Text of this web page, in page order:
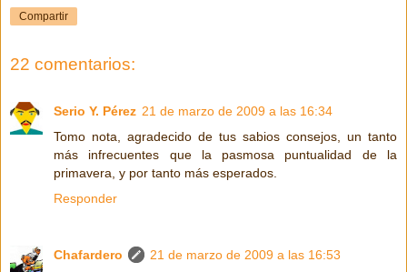
Compartir
22 comentarios:
Serio Y. Pérez 21 de marzo de 2009 a las 16:34
Tomo nota, agradecido de tus sabios consejos, un tanto
más infrecuentes que la pasmosa puntualidad de la
primavera, y por tanto más esperados.
Responder
Chafardero
21 de marzo de 2009 a las 16:53